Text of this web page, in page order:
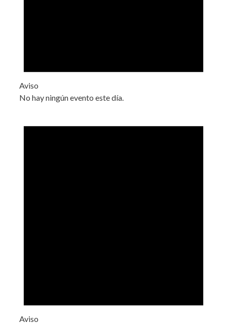
Aviso
No hay ningún evento este día.
Aviso